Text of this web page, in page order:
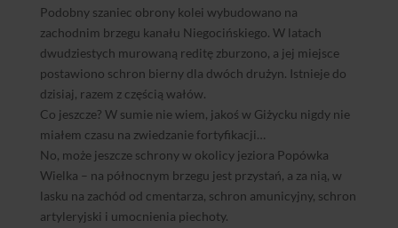
Podobny szaniec obrony kolei wybudowano na
zachodnim brzegu kanału Niegocińskiego. W latach
dwudziestych murowaną reditę zburzono, a jej miejsce
postawiono schron bierny dla dwóch drużyn. Istnieje do
dzisiaj, razem z częścią wałów.
Co jeszcze? W sumie nie wiem, jakoś w Giżycku nigdy nie
miałem czasu na zwiedzanie fortyfikacji…
No, może jeszcze schrony w okolicy jeziora Popówka
Wielka – na północnym brzegu jest przystań, a za nią, w
lasku na zachód od cmentarza, schron amunicyjny, schron
artyleryjski i umocnienia piechoty.